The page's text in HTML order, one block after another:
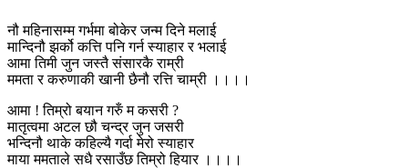
नौ महिनासम्म गर्भमा बोकेर जन्म दिने मलाई
मान्दिनौ झर्को कत्ति पनि गर्न स्याहार र भलाई
आमा तिमी जुन जस्तै संसारकै राम्री
ममता र करुणाकी खानी छैनौ रत्ति चाम्री ।।।।
आमा ! तिम्रो बयान गरुँ म कसरी ?
मातृत्वमा अटल छौ चन्द्र जुन जसरी
भन्दिनौ थाके कहिल्यै गर्दा मेरो स्याहार
माया ममताले सधै रसाउँछ तिम्रो हियार ।।।।